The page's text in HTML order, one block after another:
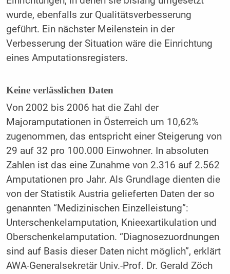
wurde, ebenfalls zur Qualitätsverbesserung
geführt. Ein nächster Meilenstein in der
Verbesserung der Situation wäre die Einrichtung
eines Amputationsregisters.
Keine verlässlichen Daten
Von 2002 bis 2006 hat die Zahl der
Majoramputationen in Österreich um 10,62%
zugenommen, das entspricht einer Steigerung von
29 auf 32 pro 100.000 Einwohner. In absoluten
Zahlen ist das eine Zunahme von 2.316 auf 2.562
Amputationen pro Jahr. Als Grundlage dienten die
von der Statistik Austria gelieferten Daten der so
genannten “Medizinischen Einzelleistung”:
Unterschenkelamputation, Knieexartikulation und
Oberschenkelamputation. “Diagnosezuordnungen
sind auf Basis dieser Daten nicht möglich”, erklärt
AWA-Generalsekretär Univ.-Prof. Dr. Gerald Zöch